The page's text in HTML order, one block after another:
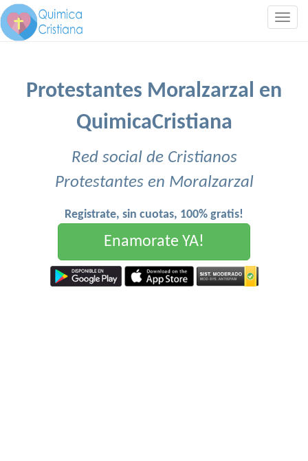
Protestantes Moralzarzal en
QuimicaCristiana
Red social de Cristianos
Protestantes en Moralzarzal
Registrate, sin cuotas, 100% gratis!
Enamorate YA!